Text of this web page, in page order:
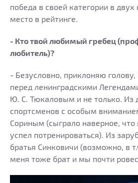
победа в своей категории в двух
место в рейтинге.
- Кто твой любимый гребец
любитель)?
- Безусловно, приклоняю
перед ленинградскими
Ю. С. Тюкаловым и не только. Из
спортсменов с особым
Сориным (сыграло наверное,
успел потренироваться). Из
братья Синковичи (возможно, в
меня тоже брат и мы почти